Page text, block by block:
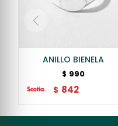
ANILLO BIENELA
$ 990
$ 842